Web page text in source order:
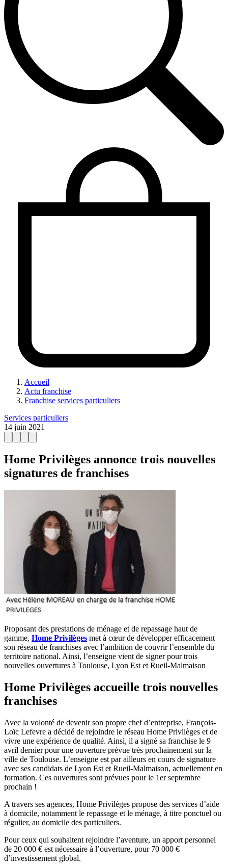
Accueil
Actu franchise
Franchise services particuliers
Services particuliers
14 juin 2021
Home Privilèges annonce trois nouvelles
signatures de franchises
Proposant des prestations de ménage et de repassage haut de
gamme, Home Privilèges met à cœur de développer efficacement
son réseau de franchises avec l’ambition de couvrir l’ensemble du
territoire national. Ainsi, l’enseigne vient de signer pour trois
nouvelles ouvertures à Toulouse, Lyon Est et Rueil-Malmaison
Home Privilèges accueille trois nouvelles
franchises
Avec la volonté de devenir son propre chef d’entreprise, François-
Loïc Lefevre a décidé de rejoindre le réseau Home Privilèges et de
vivre une expérience de qualité. Ainsi, il a signé sa franchise le 9
avril dernier pour une ouverture prévue très prochainement sur la
ville de Toulouse. L’enseigne est par ailleurs en cours de signature
avec ses candidats de Lyon Est et Rueil-Malmaison, actuellement en
formation. Ces ouvertures sont prévues pour le 1er septembre
prochain !
A travers ses agences, Home Privilèges propose des services d’aide
à domicile, notamment le repassage et le ménage, à titre ponctuel ou
régulier, au domicile des particuliers.
Pour ceux qui souhaitent rejoindre l’aventure, un apport personnel
de 20 000 € est nécessaire à l’ouverture, pour 70 000 €
d’investissement global.